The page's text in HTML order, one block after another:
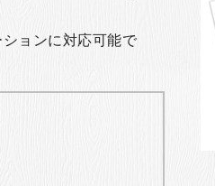
ョンに対応可能で